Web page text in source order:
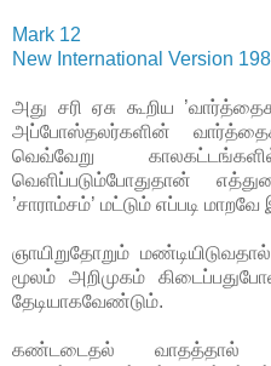
Mark 12
New International Version
அது சரி ஏசு கூறிய
அப்போஸ்தலர்களின்
வெவ்வேறு
வெளிப்படும்போதுதான்
’சாராம்சம்’ மட்டும் எப்படி
ஞாயிறுதோறும்
மூலம் அறிமுகம்
தேடியாகவேண்டும்.
கண்டடைதல் வாதத்தால்